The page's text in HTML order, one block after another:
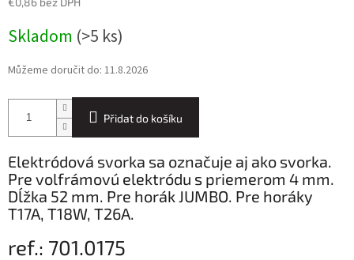
cena:
Skladom (>5 ks)
Můžeme doručit do: 11.8.2026
Přidat do košíku
Elektródová svorka sa označuje aj ako svorka.
Pre volfrámovú elektródu s priemerom 4 mm.
Dĺžka 52 mm. Pre horák JUMBO. Pre horáky
T17A, T18W, T26A.
ref.: 701.0175